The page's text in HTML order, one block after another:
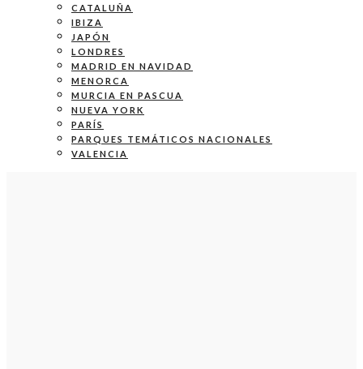
CATALUÑA
IBIZA
JAPÓN
LONDRES
MADRID EN NAVIDAD
MENORCA
MURCIA EN PASCUA
NUEVA YORK
PARÍS
PARQUES TEMÁTICOS NACIONALES
VALENCIA